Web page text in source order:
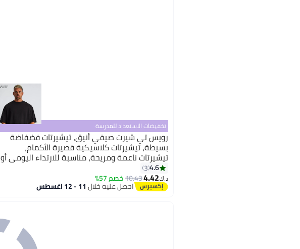
تخفيضات الاستعداد للمدرسة
رويس تي شيرت صيفي أنيق، تيشيرتات فضفاضة
بسيطة، تيشيرتات كلاسيكية قصيرة الأكمام،
تيشيرتات ناعمة ومريحة، مناسبة للارتداء اليومي أو
أي مناسبة
4.6
3
د.ك‏4.42
10.43خصم 57%
احصل عليه خلال11 - 12 اغسطس